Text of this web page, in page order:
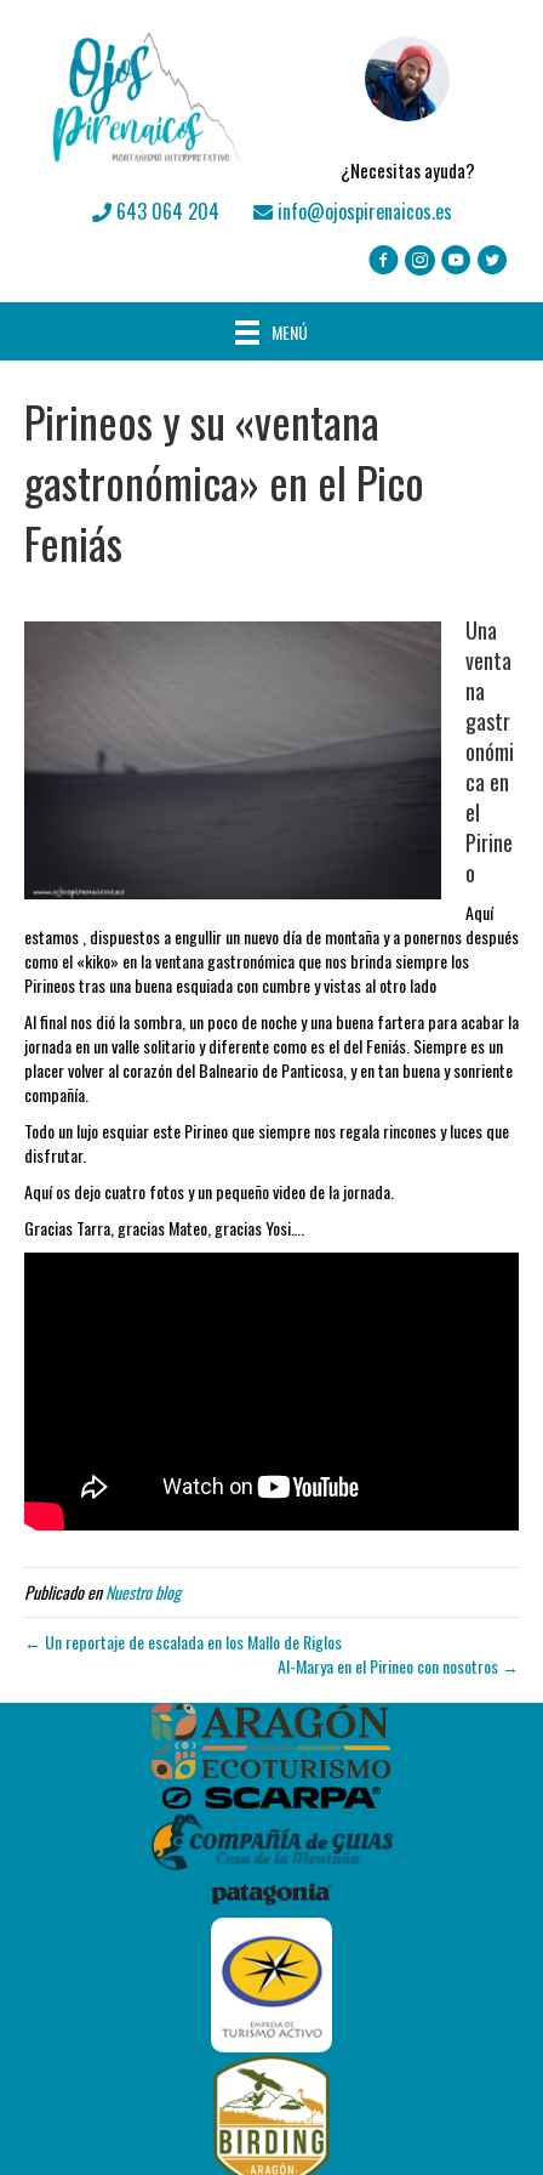
¿Necesitas ayuda?
643 064 204 info@ojospirenaicos.es
MENÚ
Pirineos y su «ventana
gastronómica» en el Pico
Feniás
Una
venta
na
gastr
onómi
ca en
el
Pirine
o
Aquí
estamos , dispuestos a engullir un nuevo día de montaña y a ponernos después
como el «kiko» en la ventana gastronómica que nos brinda siempre los
Pirineos tras una buena esquiada con cumbre y vistas al otro lado
Al final nos dió la sombra, un poco de noche y una buena fartera para acabar la
jornada en un valle solitario y diferente como es el del Feniás. Siempre es un
placer volver al corazón del Balneario de Panticosa, y en tan buena y sonriente
compañía.
Todo un lujo esquiar este Pirineo que siempre nos regala rincones y luces que
disfrutar.
Aquí os dejo cuatro fotos y un pequeño video de la jornada.
Gracias Tarra, gracias Mateo, gracias Yosi….
Publicado enNuestro blog
← Un reportaje de escalada en los Mallo de Riglos
Al-Marya en el Pirineo con nosotros →